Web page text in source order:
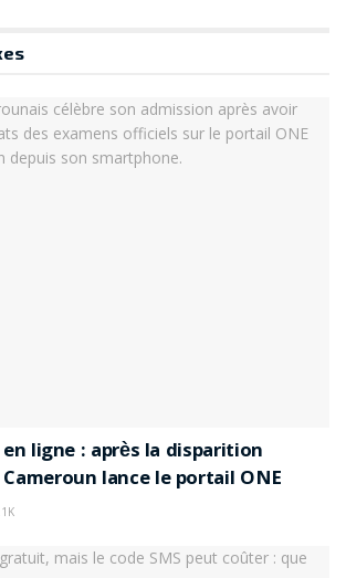
ligne : après la disparition
lance le portail ONE